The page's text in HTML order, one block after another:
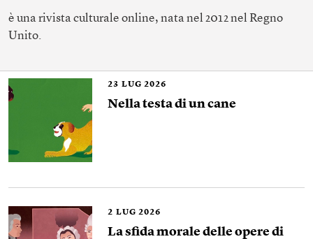
è una rivista culturale online, nata nel 2012 nel Regno
Unito.
23 LUG 2026
Nella testa di un cane
2 LUG 2026
La sfida morale delle opere di